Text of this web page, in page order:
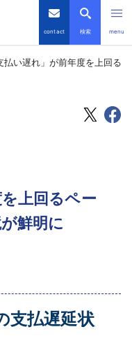
contact 検索 menu
報
払い遅れ」が前年度を上回る
を上回るペー
鮮明に
支払遅延状